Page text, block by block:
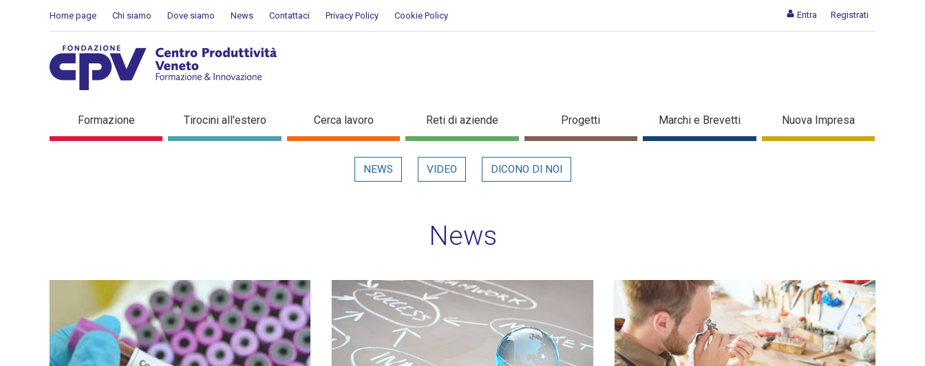
Entra Registrati
Home page Chi siamo Dove siamo News Contattaci Privacy Policy Cookie Policy
Dettaglio in evidenza
Formazione Tirocini all'estero Cerca lavoro Reti di aziende Progetti Marchi e Brevetti Nuova Impresa
NEWS VIDEO DICONO DI NOI
News